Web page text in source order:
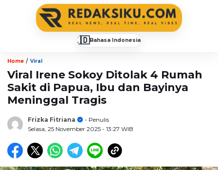
🇮🇩Bahasa Indonesia
Home / Viral
Viral Irene Sokoy Ditolak 4 Rumah
Sakit di Papua, Ibu dan Bayinya
Meninggal Tragis
Frizka Fitriana
- Penulis
Selasa, 25 November 2025 - 13:27 WIB